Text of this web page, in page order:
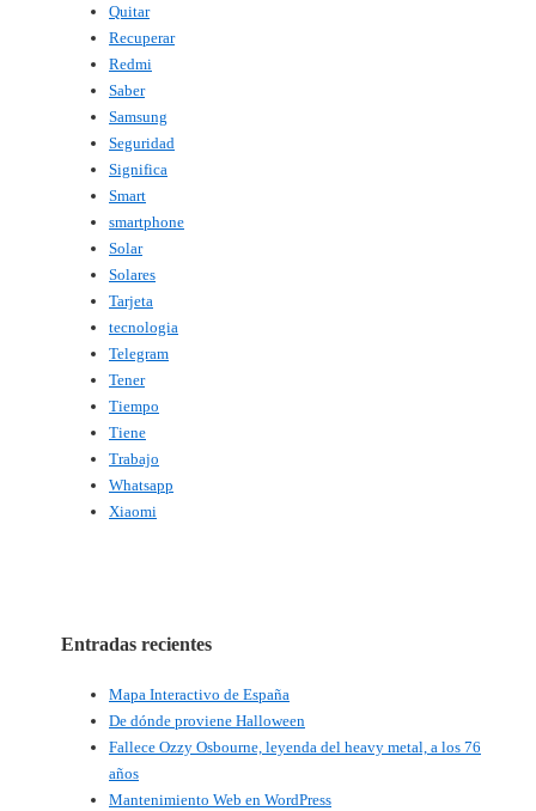
Quitar
Recuperar
Redmi
Saber
Samsung
Seguridad
Significa
Smart
smartphone
Solar
Solares
Tarjeta
tecnologia
Telegram
Tener
Tiempo
Tiene
Trabajo
Whatsapp
Xiaomi
Entradas recientes
Mapa Interactivo de España
De dónde proviene Halloween
Fallece Ozzy Osbourne, leyenda del heavy metal, a los 76
años
Mantenimiento Web en WordPress